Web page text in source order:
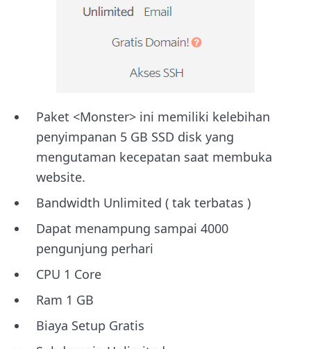
Paket <Monster> ini memiliki kelebihan
penyimpanan 5 GB SSD disk yang
mengutaman kecepatan saat membuka
website.
Bandwidth Unlimited ( tak terbatas )
Dapat menampung sampai 4000
pengunjung perhari
CPU 1 Core
Ram 1 GB
Biaya Setup Gratis